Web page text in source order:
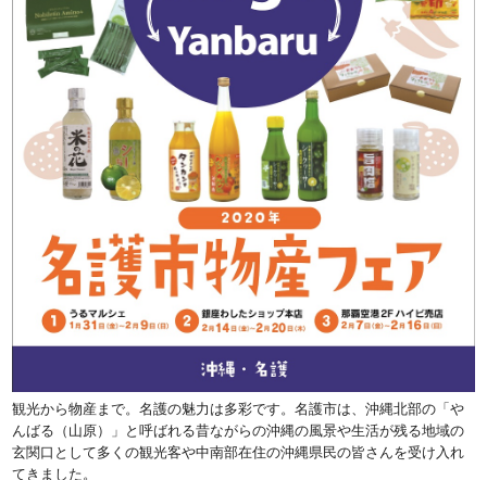
観光から物産まで。名護の魅力は多彩です。名護市は、沖縄北部の「や
んばる（山原）」と呼ばれる昔ながらの沖縄の風景や生活が残る地域の
玄関口として多くの観光客や中南部在住の沖縄県民の皆さんを受け入れ
てきました。